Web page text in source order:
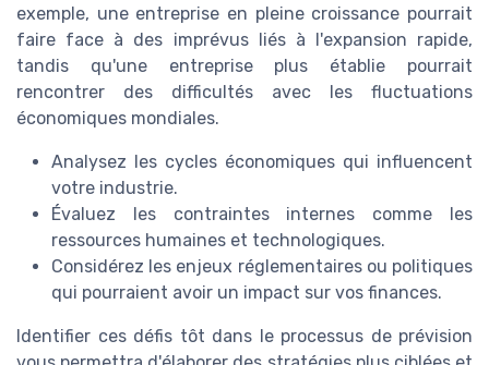
exemple, une entreprise en pleine croissance pourrait
faire face à des imprévus liés à l'expansion rapide,
tandis qu'une entreprise plus établie pourrait
rencontrer des difficultés avec les fluctuations
économiques mondiales.
Analysez les cycles économiques qui influencent
votre industrie.
Évaluez les contraintes internes comme les
ressources humaines et technologiques.
Considérez les enjeux réglementaires ou politiques
qui pourraient avoir un impact sur vos finances.
Identifier ces défis tôt dans le processus de prévision